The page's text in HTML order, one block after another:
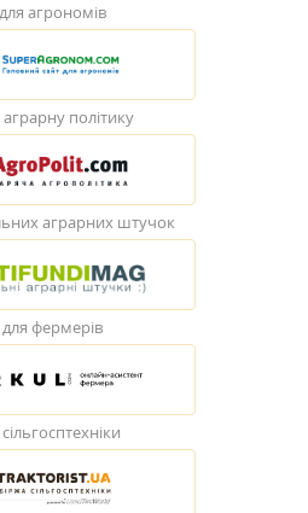
агрономів
політику
аграрних штучок
для фермерів